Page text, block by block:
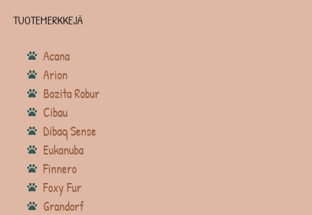
TUOTEMERKKEJÄ
Acana
Arion
Bozita Robur
Cibau
Dibaq Sense
Eukanuba
Finnero
Foxy Fur
Grandorf